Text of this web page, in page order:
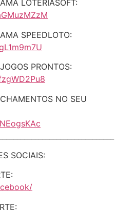
LOTERIASOFT:
SPEEDLOTO:
PRONTOS:
NO SEU
SOCIAIS: